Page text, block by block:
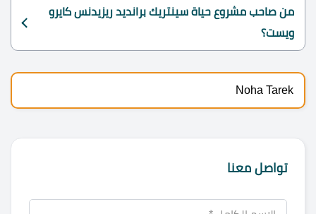
من صاحب مشروع حياة سينتريك برانديد ريزيدنس كايرو
ويست؟
Noha Tarek
تواصل معنا